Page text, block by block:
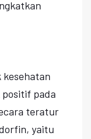
kesehatan
pada
teratur
yaitu